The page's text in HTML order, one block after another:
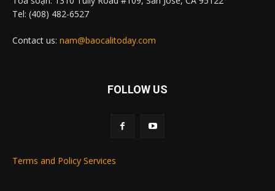
Tel: (408) 482-6527
Contact us: nam@baocalitoday.com
FOLLOW US
Terms and Policy Services